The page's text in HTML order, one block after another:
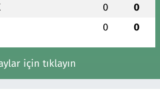
0 0
0 0
için tıklayın